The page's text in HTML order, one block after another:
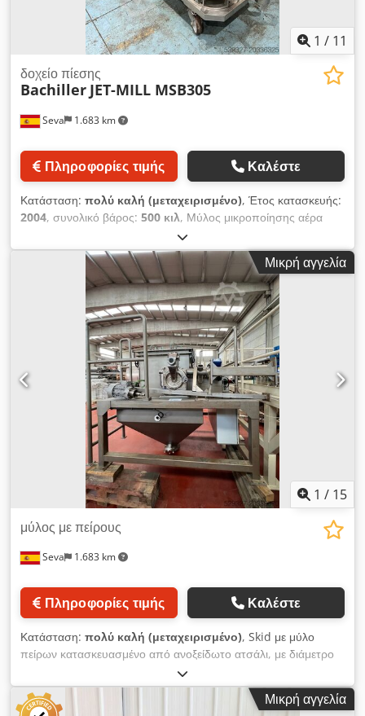
1 / 11
Seva 1.683 km
δοχείο πίεσης
Bachiller JET-MILL MSB305
Πληροφορίες τιμής Καλέστε
Κατάσταση: πολύ καλή (μεταχειρισμένο), Έτος κατασκευής:
2004, συνολικό βάρος: 500 κιλ, Μύλος μικροποίησης αέρα
ATEX κατασκευασμένος από την BACHILLER σε ανοξείδωτο
ατσάλι, μοντέλο JET-MILL MSB305. Εξοπλισμός υψηλής
απόδοσης, ιδιαίτερα κατάλληλος για τη μικροποίηση κάθε
τύπου κονιορτοποιημένων προϊόντων. Περιλαμβάνει φίλτρο με
μανίκια, αναφορά C9905. Cjdpfxsxpx Age Aggorf
Μικρή αγγελία
1 / 15
Seva 1.683 km
μύλος με πείρους
Πληροφορίες τιμής Καλέστε
Κατάσταση: πολύ καλή (μεταχειρισμένο), Skid με μύλο
πείρων κατασκευασμένο από ανοξείδωτο ατσάλι, με διάμετρο
δίσκου 160 mm, φίλτρο με μανίκια και χοάνη. Cedsxpx Dwopfx
Aggorf
Μικρή αγγελία